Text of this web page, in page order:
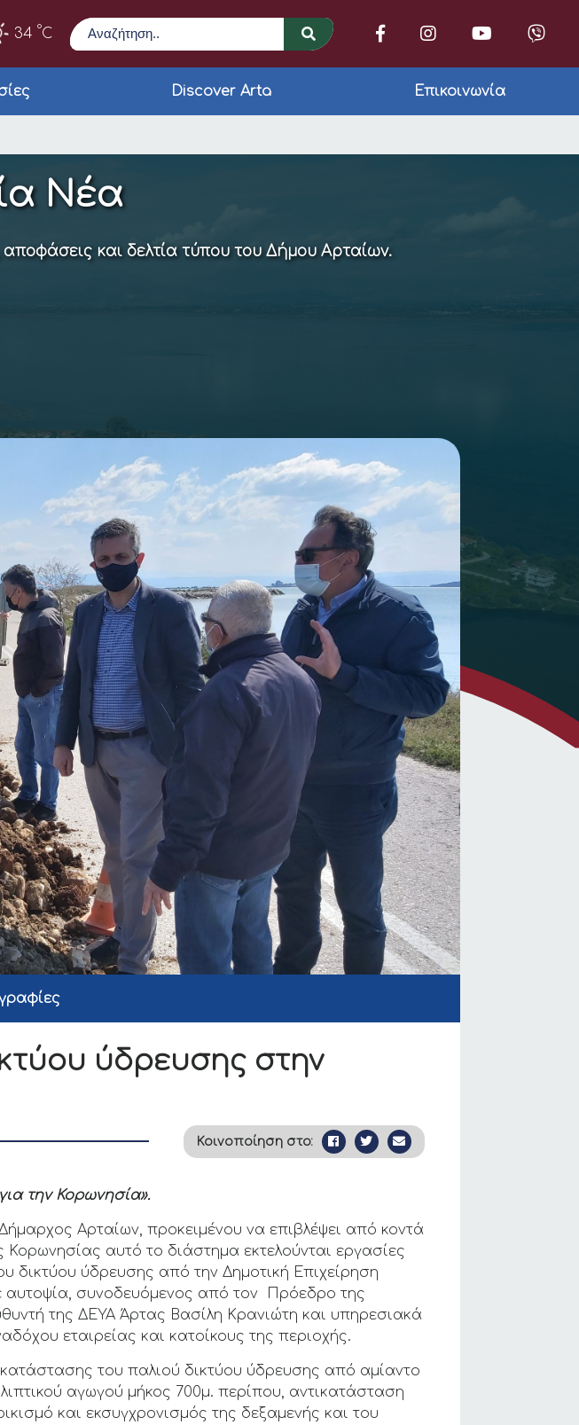
34 °C
Αναζήτηση
Discover Arta Επικοινωνία
ύδρευσης στην Κορωνησία
Νέα
και δελτία τύπου του Δήμου Αρταίων.
ύδρευσης στην
Κοινοποίηση στο:
την Κορωνησία».
Αρταίων, προκειμένου να επιβλέψει από κοντά
αυτό το διάστημα εκτελούνται εργασίες
δικτύου ύδρευσης από την Δημοτική Επιχείρηση
συνοδευόμενος από τον Πρόεδρο της
της ΔΕΥΑ Άρτας Βασίλη Κρανιώτη και υπηρεσιακά
εταιρείας και κατοίκους της περιοχής.
του παλιού δικτύου ύδρευσης από αμίαντο
αγωγού μήκος 700μ. περίπου, αντικατάσταση
και εκσυγχρονισμός της δεξαμενής και του